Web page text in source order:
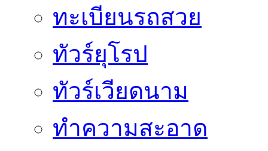
ทะเบียนรถสวย
ทัวร์ยุโรป
ทัวร์เวียดนาม
ทำความสะอาด